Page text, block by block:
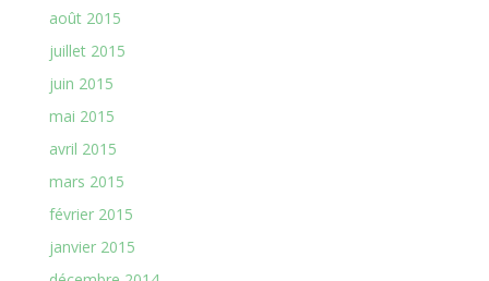
août 2015
juillet 2015
juin 2015
mai 2015
avril 2015
mars 2015
février 2015
janvier 2015